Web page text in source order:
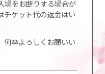
場をお断りする場合が
チケット代の返金はい
何卒よろしくお願いい